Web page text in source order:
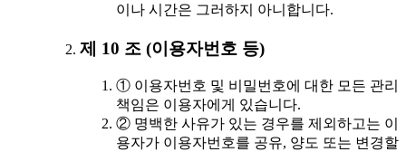
이나 시간은 그러하지 아니합니다.
제 10 조 (이용자번호 등)
① 이용자번호 및 비밀번호에 대한 모든 관리
책임은 이용자에게 있습니다.
② 명백한 사유가 있는 경우를 제외하고는 이
용자가 이용자번호를 공유, 양도 또는 변경할